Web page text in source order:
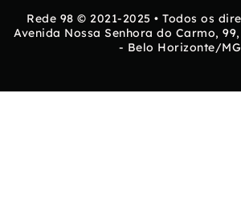
Rede 98 © 2021-2025 • Todos os
Avenida Nossa Senhora do Carmo,
- Belo Horizonte/MG